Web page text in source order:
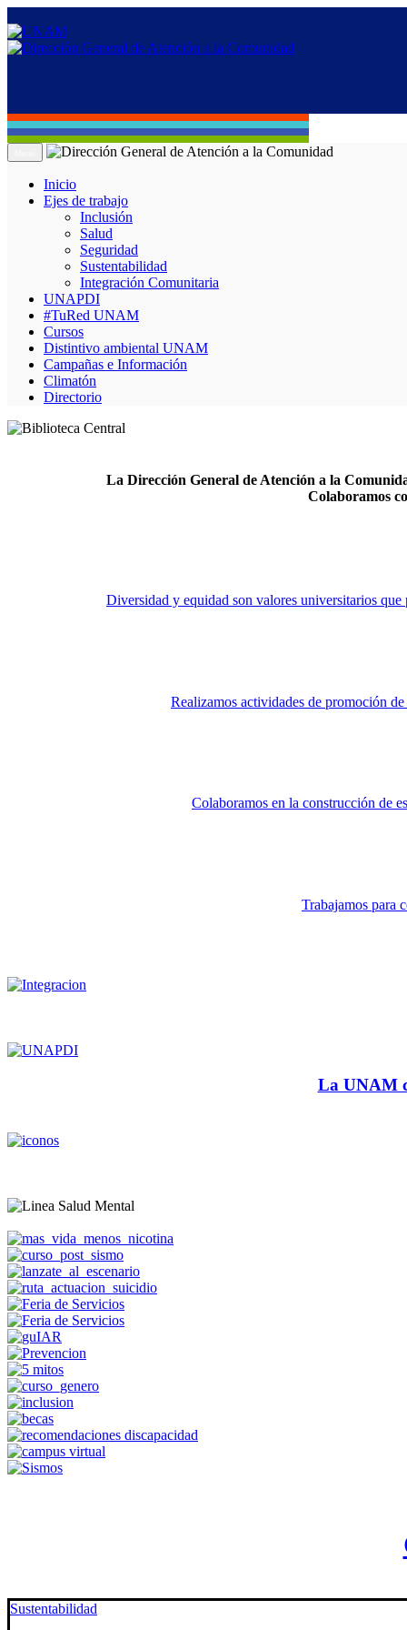
Inicio
Ejes de trabajo
Inclusión
Salud
Seguridad
Sustentabilidad
Integración Comunitaria
UNAPDI
#TuRed UNAM
Cursos
Distintivo ambiental UNAM
Campañas e Información
Climatón
Directorio
La Dirección General de Atención a la
Colaboramos
Diversidad y equidad son valores universitarios que
Realizamos actividades de promoción
Colaboramos en la construcción de
Trabajamos para
La UNAM
Sustentabilidad